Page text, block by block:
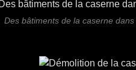
Des bâtiments de la caserne